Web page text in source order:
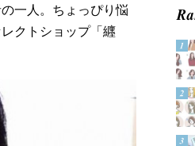
一人。ちょっぴり悩
クトショップ「纒